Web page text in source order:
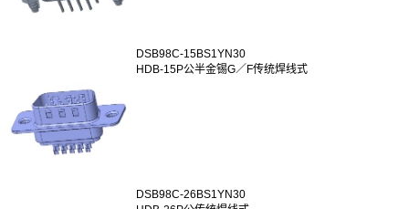
DSB98C-15BS1YN30
HDB-15P公半金锡G／F传统焊线式
DSB98C-26BS1YN30